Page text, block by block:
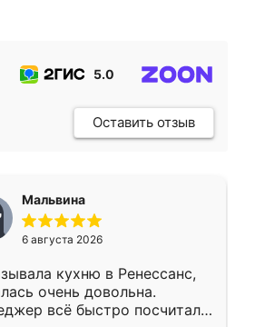
5.0
Оставить отзыв
Мальвина
6 августа 2026
кухню в Ренессанс,
очень довольна.
всё быстро посчитала,